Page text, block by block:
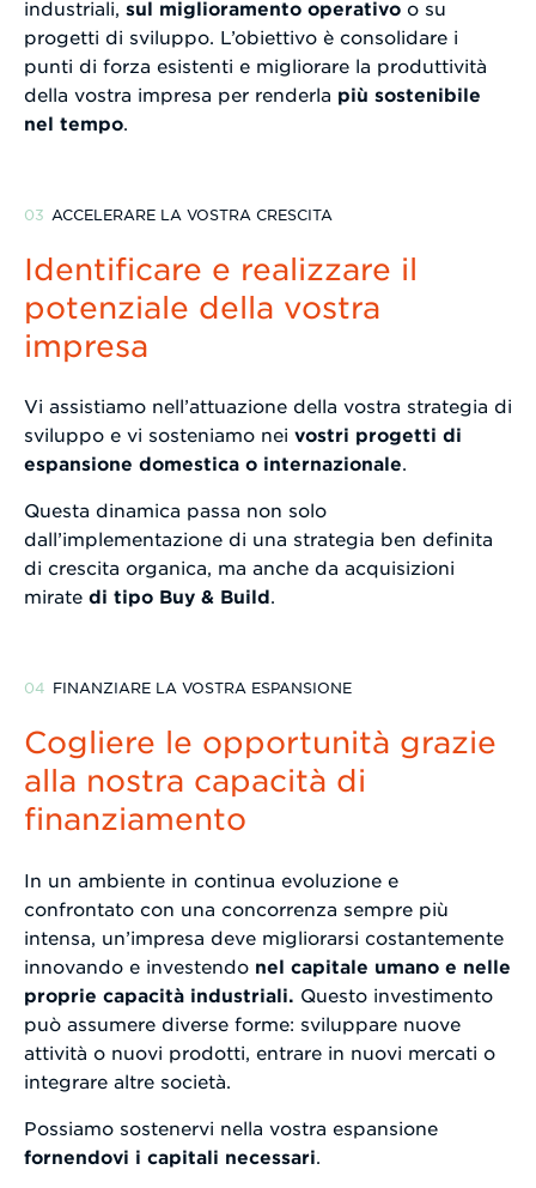
industriali, sul miglioramento operativo o su
progetti di sviluppo. L’obiettivo è consolidare i
punti di forza esistenti e migliorare la produttività
della vostra impresa per renderla più sostenibile
nel tempo.
ACCELERARE LA VOSTRA CRESCITA
Identificare e realizzare il
potenziale della vostra
impresa
Vi assistiamo nell’attuazione della vostra strategia di
sviluppo e vi sosteniamo nei vostri progetti di
espansione domestica o internazionale.
Questa dinamica passa non solo
dall’implementazione di una strategia ben definita
di crescita organica, ma anche da acquisizioni
mirate di tipo Buy & Build.
FINANZIARE LA VOSTRA ESPANSIONE
Cogliere le opportunità grazie
alla nostra capacità di
finanziamento
In un ambiente in continua evoluzione e
confrontato con una concorrenza sempre più
intensa, un’impresa deve migliorarsi costantemente
innovando e investendo nel capitale umano e nelle
proprie capacità industriali. Questo investimento
può assumere diverse forme: sviluppare nuove
attività o nuovi prodotti, entrare in nuovi mercati o
integrare altre società.
Possiamo sostenervi nella vostra espansione
fornendovi i capitali necessari.